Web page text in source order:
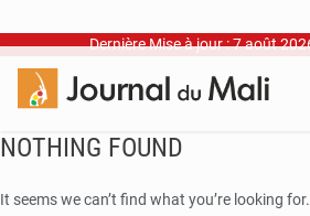
Dernière Mise à jour : 7 août
NOTHING FOUND
It seems we can’t find what you’re looking